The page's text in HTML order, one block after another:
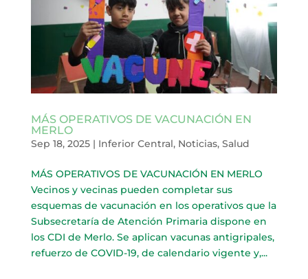
MÁS OPERATIVOS DE VACUNACIÓN EN
MERLO
Sep 18, 2025| Inferior Central, Noticias, Salud
MÁS OPERATIVOS DE VACUNACIÓN EN MERLO
Vecinos y vecinas pueden completar sus
esquemas de vacunación en los operativos que la
Subsecretaría de Atención Primaria dispone en
los CDI de Merlo. Se aplican vacunas antigripales,
refuerzo de COVID-19, de calendario vigente y,...